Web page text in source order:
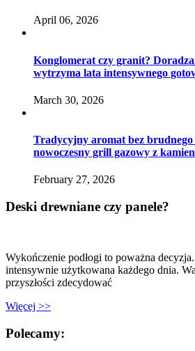
April 06, 2026
Konglomerat czy granit?
wytrzyma lata intensywnego
March 30, 2026
Tradycyjny aromat bez brudnego
nowoczesny grill gazowy z
February 27, 2026
Deski drewniane czy panele?
Wykończenie podłogi to poważna
intensywnie użytkowana każdego dnia.
przyszłości zdecydować
Więcej >>
Polecamy: